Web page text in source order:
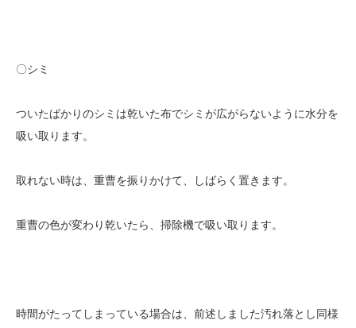
〇シミ
ついたばかりのシミは乾いた布でシミが広がらないように水分を
吸い取ります。
取れない時は、重曹を振りかけて、しばらく置きます。
重曹の色が変わり乾いたら、掃除機で吸い取ります。
時間がたってしまっている場合は、前述しました汚れ落とし同様